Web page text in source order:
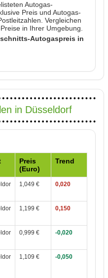
Autogas-
Preis und Autogas-
Vergleichen
in Ihrer Umgebung.
Autogaspreis in
in Düsseldorf
Preis
(Euro)
Trend
1,049 € 0,020
1,199 € 0,150
0,999 € -0,020
1,109 € -0,050